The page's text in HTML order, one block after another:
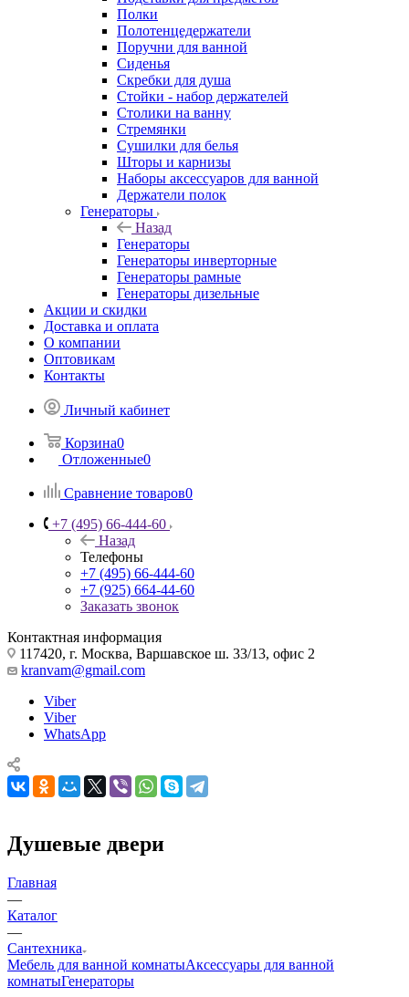
Полки
Полотенцедержатели
Поручни для ванной
Сиденья
Скребки для душа
Стойки - набор держателей
Столики на ванну
Стремянки
Сушилки для белья
Шторы и карнизы
Наборы аксессуаров для ванной
Держатели полок
Генераторы
Назад
Генераторы
Генераторы инверторные
Генераторы рамные
Генераторы дизельные
Акции и скидки
Доставка и оплата
О компании
Оптовикам
Контакты
Личный кабинет
Корзина0
Отложенные0
Сравнение товаров0
+7 (495) 66-444-60
Назад
Телефоны
+7 (495) 66-444-60
+7 (925) 664-44-60
Заказать звонок
Контактная информация
117420, г. Москва, Варшавское ш. 33/13, офис 2
kranvam@gmail.com
Viber
Viber
WhatsApp
Душевые двери
Главная
—
Каталог
—
Сантехника
Мебель для ванной комнатыАксессуары для ванной
комнатыГенераторы